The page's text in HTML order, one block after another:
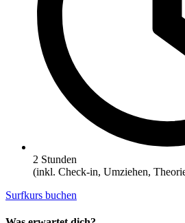
2 Stunden
(inkl. Check-in, Umziehen,
Surfkurs buchen